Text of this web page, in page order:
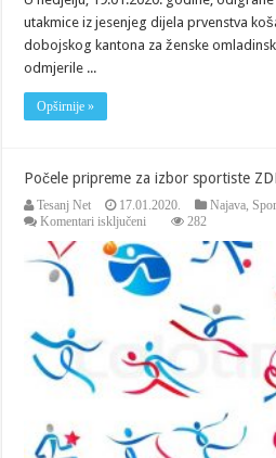
utakmice iz jesenjeg dijela prvenstva
dobojskog kantona za ženske
odmjerile ...
Opširnije »
Počele pripreme za izbor sportiste
Tesanj Net 17.01.2020. Najava
Komentari isključeni
pripreme
za
izbor
sportiste
ZDK
2019.
282